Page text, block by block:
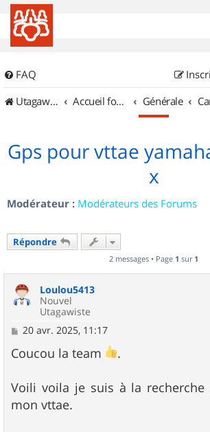
FAQ
UtagawaVTT (Randos VTT et VTTAE avec traces GPS)
Accueil forum Générale
Gps pour vttae
x
Modérateur : Modérateurs des Forums
Répondre
2 messages • Page 1 sur 1
Loulou5413
Nouvel
Utagawiste
M
s
s
g
e
20 avr. 2025, 11:17
Coucou la team .
Voili voila je suis à la recherche
mon vttae.